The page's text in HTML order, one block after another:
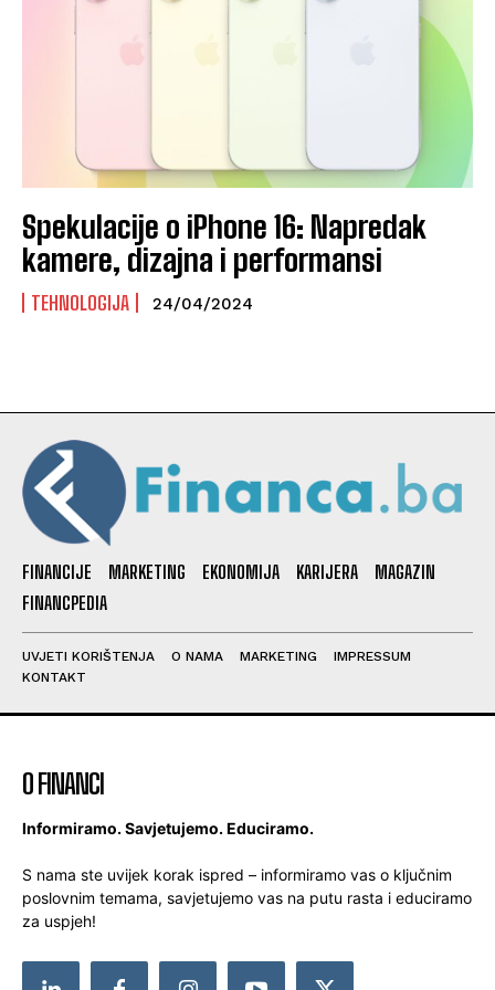
Spekulacije o iPhone 16: Napredak
kamere, dizajna i performansi
TEHNOLOGIJA 24/04/2024
FINANCIJE MARKETING EKONOMIJA KARIJERA
MAGAZIN
FINANCPEDIA
UVJETI KORIŠTENJA O NAMA MARKETING
IMPRESSUM
KONTAKT
O FINANCI
Informiramo. Savjetujemo. Educiramo.
S nama ste uvijek korak ispred – informiramo vas o ključnim
poslovnim temama, savjetujemo vas na putu rasta i educiramo
za uspjeh!